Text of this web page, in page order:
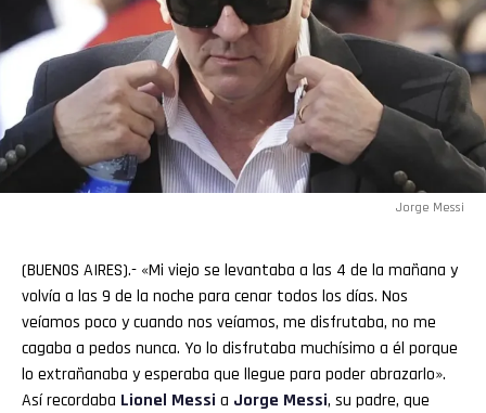
Jorge Messi
(BUENOS AIRES).- «Mi viejo se levantaba a las 4 de la mañana y
volvía a las 9 de la noche para cenar todos los días. Nos
veíamos poco y cuando nos veíamos, me disfrutaba, no me
cagaba a pedos nunca. Yo lo disfrutaba muchísimo a él porque
lo extrañanaba y esperaba que llegue para poder abrazarlo».
Así recordaba Lionel Messi a Jorge Messi, su padre, que